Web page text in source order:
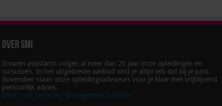
Over SMI
Ervaren assistants volgen al meer dan 25 jaar onze opleidingen en
cursussen. In het uitgebreide aanbod vind je altijd iets dat bij je past.
Bovendien staan onze opleidingsadviseurs voor je klaar met vrijblijvend
persoonlijk advies.
Meer over Secretary Management Institute